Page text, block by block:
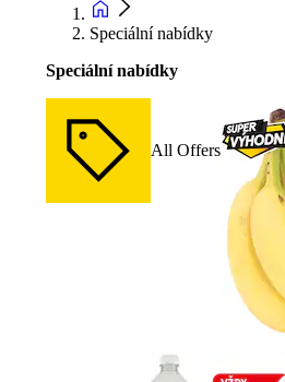
Speciální nabídky
Speciální nabídky
All Offers